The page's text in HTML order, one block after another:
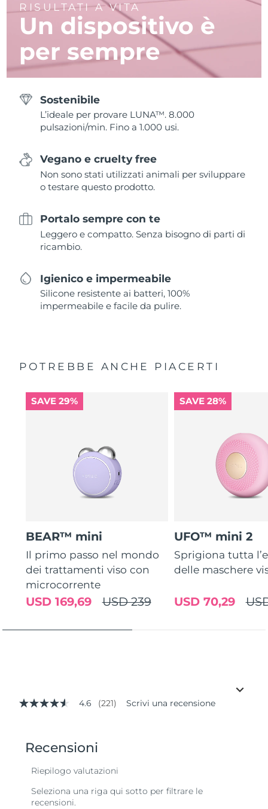
RISULTATI A VITA
Un dispositivo è
per sempre
Sostenibile
L’ideale per provare LUNA™. 8.000
pulsazioni/min. Fino a 1.000 usi.
Vegano e cruelty free
Non sono stati utilizzati animali per sviluppare
o testare questo prodotto.
Portalo sempre con te
Leggero e compatto. Senza bisogno di parti di
ricambio.
Igienico e impermeabile
Silicone resistente ai batteri, 100%
impermeabile e facile da pulire.
POTREBBE ANCHE PIACERTI
SAVE 29%
BEAR™ mini
Il primo passo nel mondo
dei trattamenti viso con
microcorrente
USD 239
USD 169,69
SAVE 28%
UFO™ mini 2
Sprigiona tutta
delle maschere
USD 70,29
4.6
valore
valutazione
Read
221
4.6 (221) Scrivi una recensione